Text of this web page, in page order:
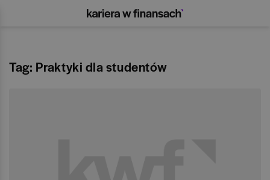
Tag: Praktyki dla studentów